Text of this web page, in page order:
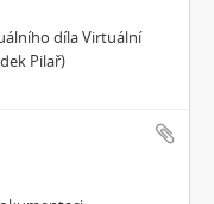
díla Virtuální
Pilař)